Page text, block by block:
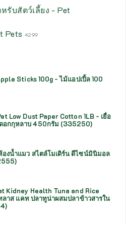
บสัตว์เลี้ยง - Pet
Pets 4299
Sticks 100g - ไม้แอปเปิ้ล 100
Low Dust Paper Cotton 1LB - เยื่อ
อกกุหลาบ 450กรัม (335250)
งน้ำแมว สไตล์โมเดิร์น ดีไซน์มินิมอล
Kidney Health Tuna and Rice
าส แคท ปลาทูน่าผสมปลาข้าวสารใน